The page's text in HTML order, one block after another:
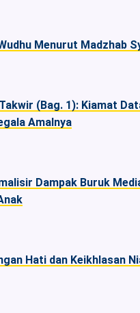
Menurut Madzhab
(Bag. 1): Kiamat
Amalnya
Dampak Buruk
Hati dan Keikhlasan